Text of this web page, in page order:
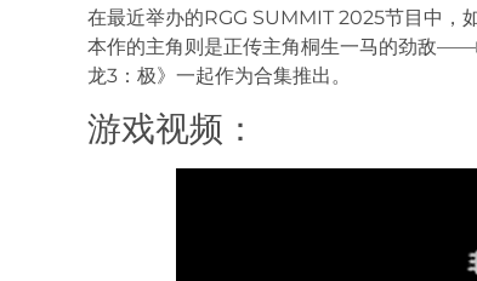
在最近举办的RGG SUMMIT 2025节目中，
本作的主角则是正传主角桐生一马的劲敌
龙3：极》一起作为合集推出。
游戏视频：